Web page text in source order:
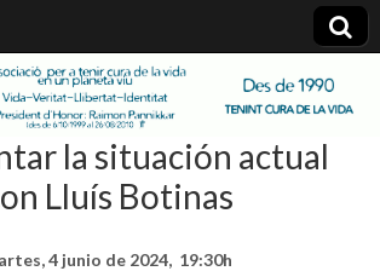
la situación actual
Lluís Botinas
4 junio de 2024, 19:30h